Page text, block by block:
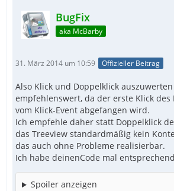
BugFix
aka McBarby
31. März 2014 um 10:59 Offizieller Beitrag
Also Klick und Doppelklick
empfehlenswert, da der erste Klick des
vom Klick-Event abgefangen wird.
Ich empfehle daher statt Doppelklick
das Treeview standardmäßig kein
das auch ohne Probleme realisierbar.
Ich habe deinenCode mal
Spoiler anzeigen